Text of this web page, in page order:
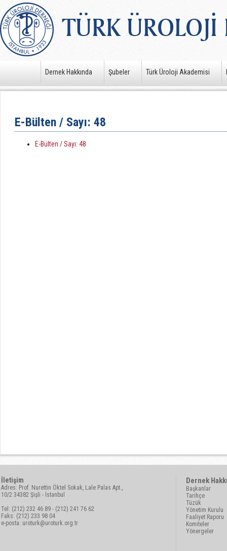
Dernek Hakkında Şubeler Türk Üroloji Akademisi
E-Bülten / Sayı: 48
E-Bülten / Sayı: 48
İletişim
Adres: Prof. Nurettin Öktel Sokak, Lale Palas Apt.,
10/2 34382 Şişli - İstanbul
Tel: (212) 232 46 89 - (212) 241 76 62
Faks: (212) 233 98 04
e-posta: uroturk@uroturk.org.tr
Dernek
Başkanlar
Tarihçe
Tüzük
Yönetim Kurulu
Faaliyet Raporu
Komiteler
Yönergeler